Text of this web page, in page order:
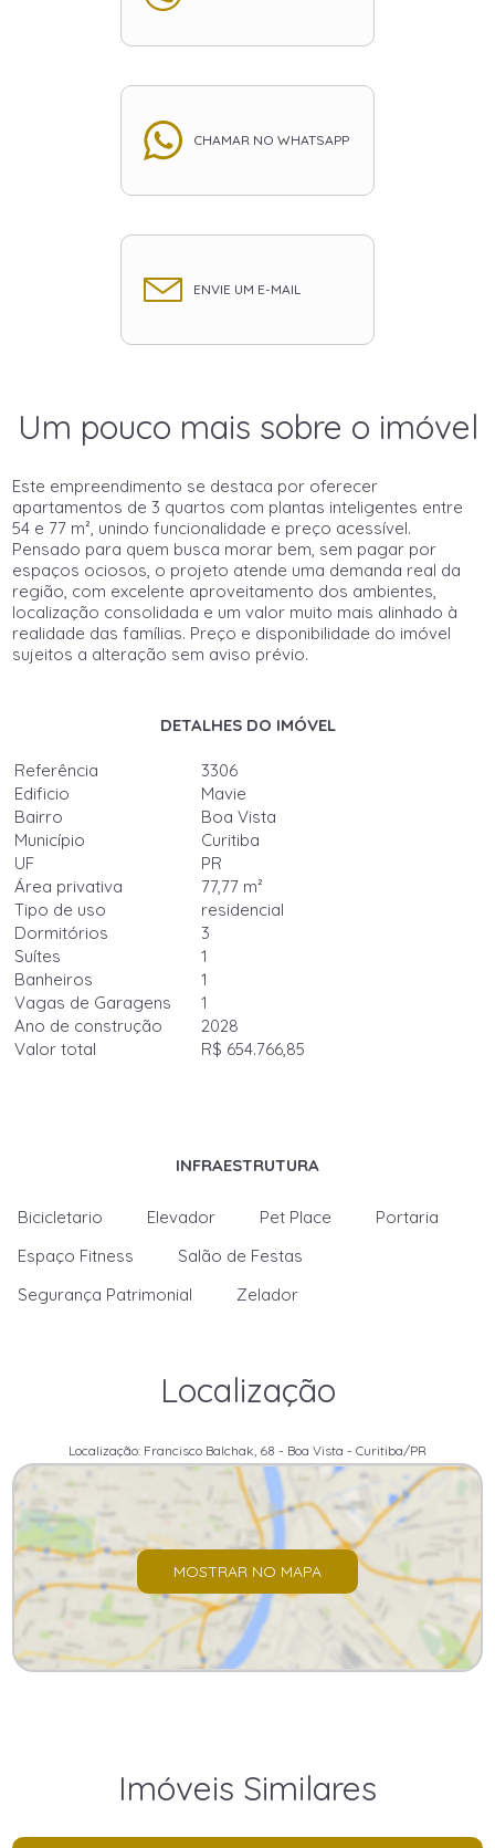
CHAMAR NO WHATSAPP
ENVIE UM E-MAIL
Um pouco mais sobre o imóvel
Este empreendimento se destaca por oferecer
apartamentos de 3 quartos com plantas inteligentes entre
54 e 77 m², unindo funcionalidade e preço acessível.
Pensado para quem busca morar bem, sem pagar por
espaços ociosos, o projeto atende uma demanda real da
região, com excelente aproveitamento dos ambientes,
localização consolidada e um valor muito mais alinhado à
realidade das famílias. Preço e disponibilidade do imóvel
sujeitos a alteração sem aviso prévio.
DETALHES DO IMÓVEL
Referência
3306
Edificio
Mavie
Bairro
Boa Vista
Município
Curitiba
UF
PR
Área privativa
77,77 m²
Tipo de uso
residencial
Dormitórios
3
Suítes
1
Banheiros
1
Vagas de Garagens
1
Ano de construção
2028
Valor total
R$ 654.766,85
INFRAESTRUTURA
Bicicletario Elevador Pet Place
Portaria
Espaço Fitness
Salão de Festas
Segurança Patrimonial
Zelador
Localização
Localização: Francisco Balchak, 68 - Boa Vista - Curitiba/PR
MOSTRAR NO MAPA
Imóveis Similares